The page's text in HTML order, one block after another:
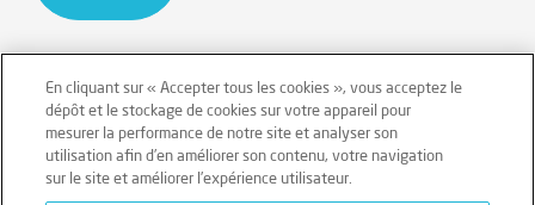
Mentions légales
Conditions générales
Données personnelles
En cliquant sur « Accepter tous les cookies », vous acceptez le
dépôt et le stockage de cookies sur votre appareil pour
mesurer la performance de notre site et analyser son
utilisation afin d’en améliorer son contenu, votre navigation
sur le site et améliorer l’expérience utilisateur.